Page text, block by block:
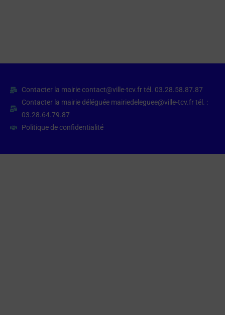
Contacter la mairie contact@ville-tcv.fr tél. 03.28.58.87.87
Contacter la mairie déléguée mairiedeleguee@ville-tcv.fr tél. :
03.28.64.79.87
Politique de confidentialité